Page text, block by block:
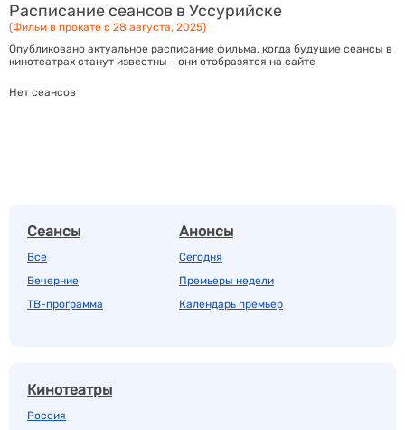
Расписание сеансов в Уссурийске
(Фильм в прокате с 28 августа, 2025)
Опубликовано актуальное расписание фильма, когда будущие сеансы в
кинотеатрах станут известны - они отобразятся на сайте
Нет сеансов
Сеансы
Все
Вечерние
ТВ-программа
Анонсы
Сегодня
Премьеры недели
Календарь премьер
Кинотеатры
Россия